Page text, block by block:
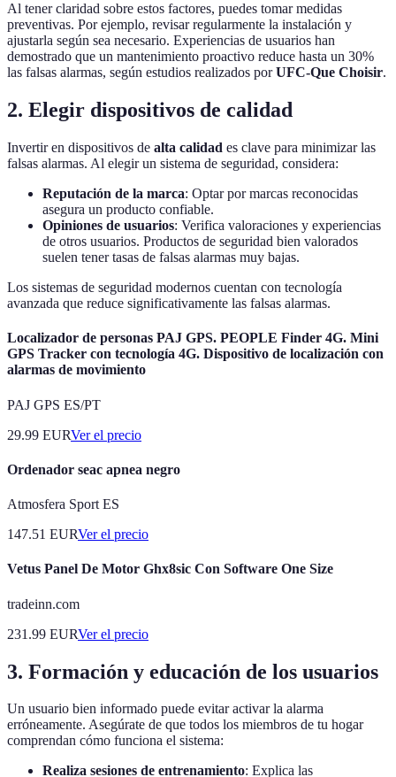
Al tener claridad sobre estos factores, puedes tomar medidas
preventivas. Por ejemplo, revisar regularmente la instalación y
ajustarla según sea necesario. Experiencias de usuarios han
demostrado que un mantenimiento proactivo reduce hasta un 30%
las falsas alarmas, según estudios realizados porUFC-Que Choisir.
2. Elegir dispositivos de calidad
Invertir en dispositivos de alta calidad es clave para minimizar las
falsas alarmas. Al elegir un sistema de seguridad, considera:
Reputación de la marca: Optar por marcas reconocidas
asegura un producto confiable.
Opiniones de usuarios: Verifica valoraciones y experiencias
de otros usuarios. Productos de seguridad bien valorados
suelen tener tasas de falsas alarmas muy bajas.
Los sistemas de seguridad modernos cuentan con tecnología
avanzada que reduce significativamente las falsas alarmas.
Localizador de personas PAJ GPS. PEOPLE Finder 4G. Mini
GPS Tracker con tecnología 4G. Dispositivo de localización con
alarmas de movimiento
PAJ GPS ES/PT
29.99 EURVer el precio
Ordenador seac apnea negro
Atmosfera Sport ES
147.51 EURVer el precio
Vetus Panel De Motor Ghx8sic Con Software One Size
tradeinn.com
231.99 EURVer el precio
3. Formación y educación de los usuarios
Un usuario bien informado puede evitar activar la alarma
erróneamente. Asegúrate de que todos los miembros de tu hogar
comprendan cómo funciona el sistema:
Realiza sesiones de entrenamiento: Explica las